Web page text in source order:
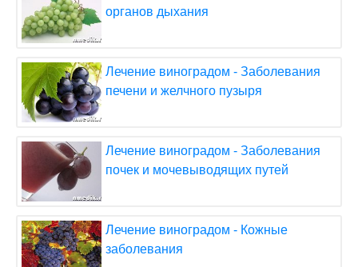
органов дыхания
Лечение виноградом - Заболевания
печени и желчного пузыря
Лечение виноградом - Заболевания
почек и мочевыводящих путей
Лечение виноградом - Кожные
заболевания